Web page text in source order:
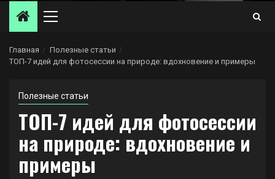
Основное
Главная
Полезные статьи
ТОП-7 идей для фотосессии на природе: вдохновение и примеры
Полезные статьи
ТОП-7 идей для фотосессии
на природе: вдохновение и
примеры